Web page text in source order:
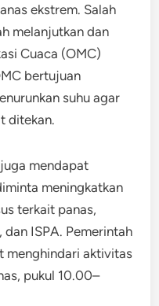
ekstrem. Salah
melanjutkan dan
Cuaca (OMC)
bertujuan
suhu agar
ditekan.
mendapat
meningkatkan
terkait panas,
ISPA. Pemerintah
menghindari aktivitas
pukul 10.00–